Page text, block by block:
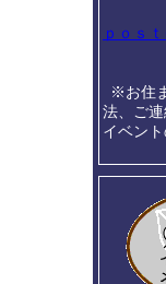
ｐｏｓ
※お住
法、ご連
イベン